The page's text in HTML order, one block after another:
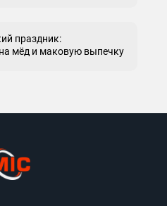
праздник:
мёд и маковую выпечку